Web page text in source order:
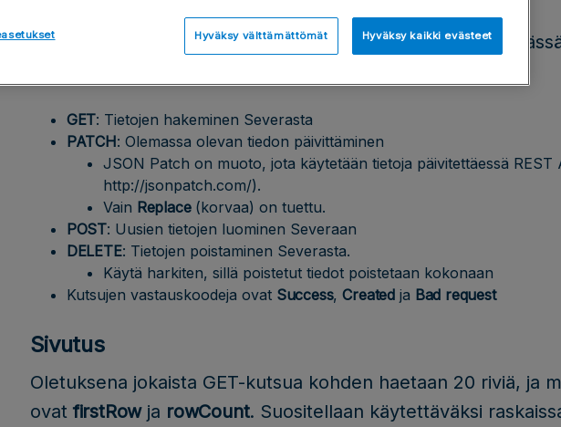
Sallitut HTTP-verbit ovatGET,PATCH ,POSTjaDELETE
.
GET: Tietojen hakeminen Severasta
PATCH: Olemassa olevan tiedon päivittäminen
JSON Patch on muoto, jota käytetään tietoja päivitettäessä REST
http://jsonpatch.com/).
Vain Replace (korvaa) on tuettu.
POST: Uusien tietojen luominen Severaan
DELETE: Tietojen poistaminen Severasta.
Käytä harkiten, sillä poistetut tiedot poistetaan kokonaan
Kutsujen vastauskoodeja ovat Success,Created ja Bad request
Sivutus
Oletuksena jokaista GET-kutsua kohden haetaan 20 riviä, ja
ovat firstRow ja rowCount. Suositellaan käytettäväksi
Hyväksy välttämättömät Hyväksy kaikki evästeet